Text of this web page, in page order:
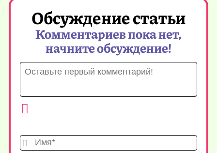
Обсуждение статьи
Комментариев пока нет,
начните обсуждение!
Имя*